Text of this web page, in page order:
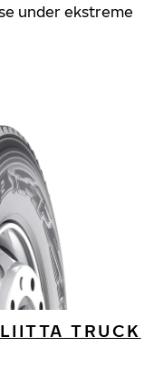
under ekstreme
TRUCK